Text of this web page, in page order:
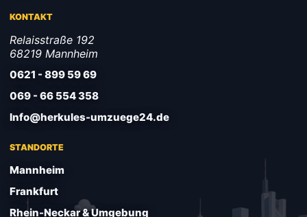
KONTAKT
Relaisstraße 192
68219 Mannheim
0621 - 899 59 69
069 - 66 554 358
Info@herkules-umzuege24.de
STANDORTE
Mannheim
Frankfurt
Rhein-Neckar & Umgebung